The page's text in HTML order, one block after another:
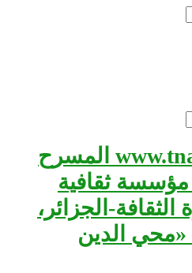
www.tna.dz المسرح
مؤسسة ثقافية
الثقافة-الجزائر،
«محي الدين